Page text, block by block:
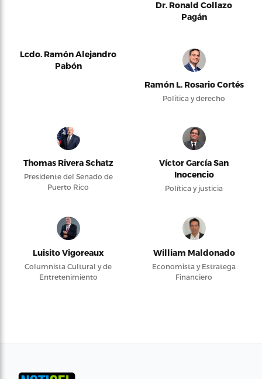
Dr. Ronald Collazo
Pagán
Lcdo. Ramón Alejandro
Pabón
Ramón L. Rosario Cortés
Política y derecho
Thomas Rivera Schatz
Presidente del Senado de
Puerto Rico
Víctor García San
Inocencio
Política y justicia
Luisito Vigoreaux
Columnista Cultural y de
Entretenimiento
William Maldonado
Economista y Estratega
Financiero